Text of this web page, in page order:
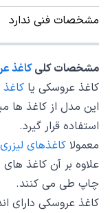
مشخصات فنی ندارد
مشخصات کلیکاغذ
کاغذ عروسکی یا کاغذ
این مدل از کاغذ ها
استفاده قرار گیرد.
معمولا کاغذهای لیزری
علاوه بر آن کاغذ
چاپ طی می کنند.
کاغذ عروسکی دارای